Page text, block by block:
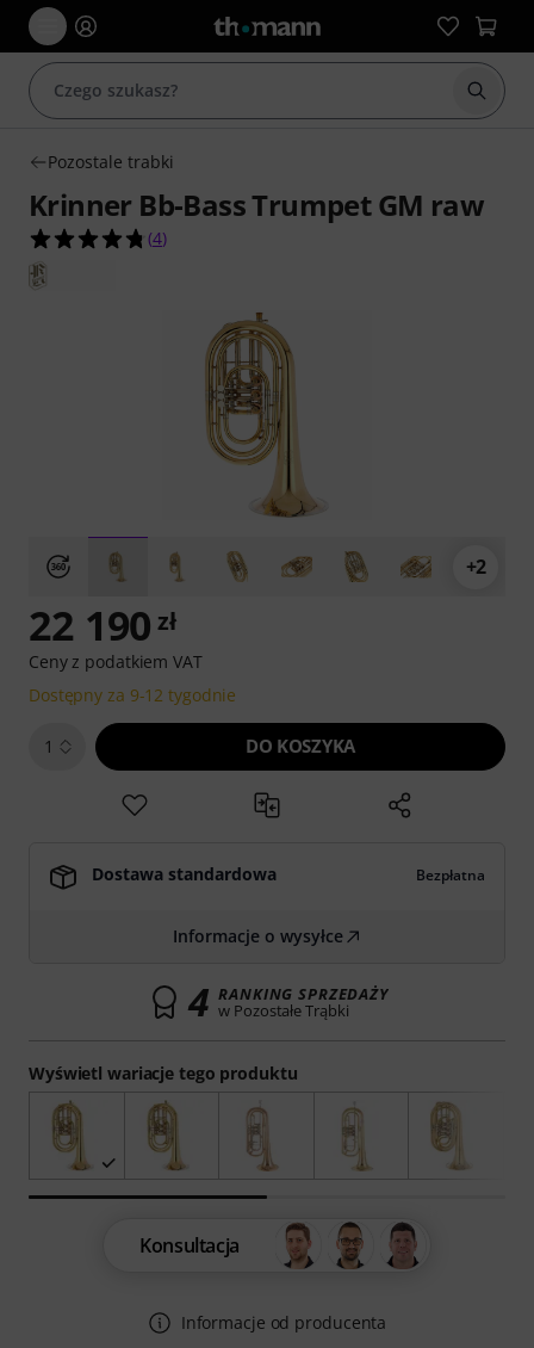
Pozostale trabki
Krinner Bb-Bass Trumpet GM raw
4.8 na 5 gwiazdek z 4 ocen klientów
(4)
+2
Wyświetl wariacje tego produktu
22 190 zł
Ceny z podatkiem VAT
Dostępny za 9-12 tygodnie
1 DO KOSZYKA
Dostawa standardowa Bezpłatna
Informacje o wysyłce
4 RANKING SPRZEDAŻY
w Pozostałe Trąbki
Konsultacja
Informacje od producenta